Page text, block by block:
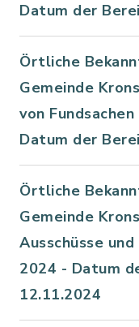
Datum der
Örtliche
Gemeinde
von
Datum der
Örtliche
Gemeinde
Ausschüsse
2024 - Datum
12.11.2024